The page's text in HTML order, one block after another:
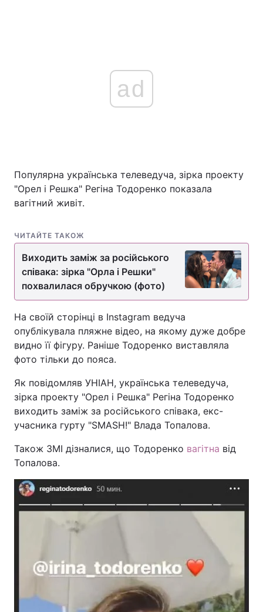
ad
Популярна українська телеведуча, зірка проекту
"Орел і Решка" Регіна Тодоренко показала
вагітний живіт.
ЧИТАЙТЕ ТАКОЖ
Виходить заміж за російського
співака: зірка "Орла і Решки"
похвалилася обручкою (фото)
На своїй сторінці в Instagram ведуча
опублікувала пляжне відео, на якому дуже добре
видно її фігуру. Раніше Тодоренко виставляла
фото тільки до пояса.
Як повідомляв УНІАН, українська телеведуча,
зірка проекту "Орел і Решка" Регіна Тодоренко
виходить заміж за російського співака, екс-
учасника гурту "SMASH!" Влада Топалова.
Також ЗМІ дізналися, що Тодоренко вагітна від
Топалова.